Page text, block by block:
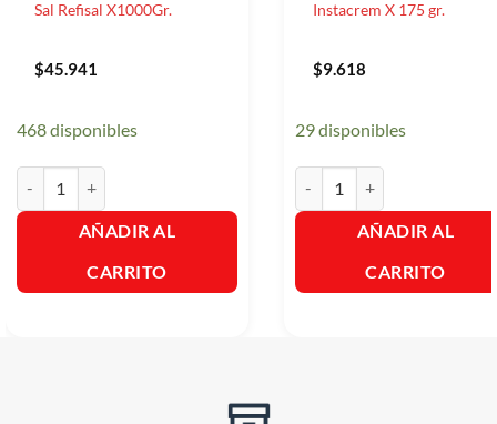
Sal Refisal X1000Gr.
$45.941
468 disponibles
AÑADIR AL
CARRITO
Instacrem X 175 gr.
$9.618
29 disponibles
AÑADIR AL
CARRITO